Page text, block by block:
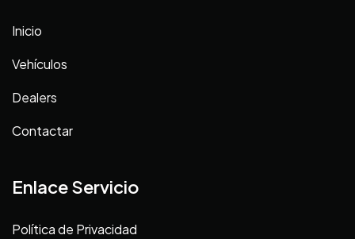
Inicio
Vehículos
Dealers
Contactar
Enlace Servicio
Política de Privacidad